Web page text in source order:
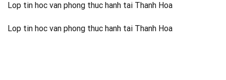
Lop tin hoc van phong thuc hanh tai Thanh Hoa
Lop tin hoc van phong thuc hanh tai Thanh Hoa